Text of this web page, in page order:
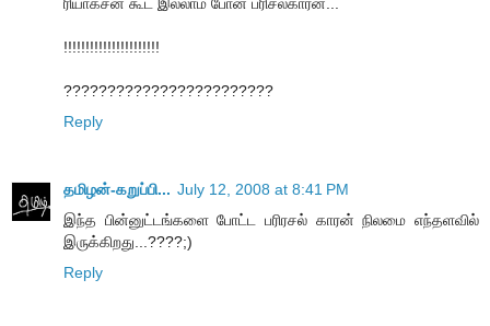
!!!!!!!!!!!!!!!!!!!!!!
????????????????????????
Reply
தமிழன்-கறுப்பி... July 12, 2008 at 8:41 PM
இந்த பின்னுட்டங்களை போட்ட பரிரசல் காரன் நிலமை எந்தளவில்
இருக்கிறது...????;)
Reply